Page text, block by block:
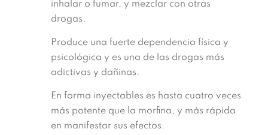
inhalar o fumar, y mezclar con otras
drogas.
Produce una fuerte dependencia física y
psicológica y es una de las drogas más
adictivas y dañinas.
En forma inyectables es hasta cuatro veces
más potente que la morfina, y más rápida
en manifestar sus efectos.